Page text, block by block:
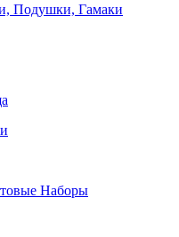
Подушки, Гамаки
Наборы